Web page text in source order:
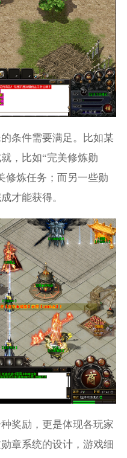
条件需要满足。比如某
，比如“完美修炼勋
修炼任务；而另一些勋
才能获得。
奖励，更是体现各玩家
章系统的设计，游戏细